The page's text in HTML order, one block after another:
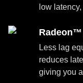
low
Less lag
reduces
giving you